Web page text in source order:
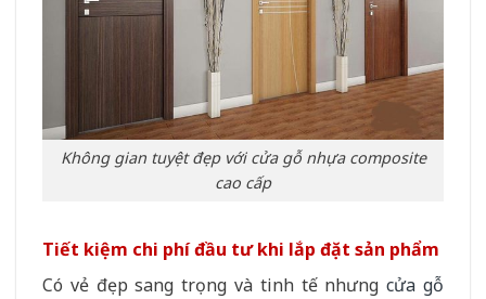
Không gian tuyệt đẹp với cửa gỗ nhựa composite
cao cấp
Tiết kiệm chi phí đầu tư khi lắp đặt sản phẩm
Có vẻ đẹp sang trọng và tinh tế nhưngcửa gỗ